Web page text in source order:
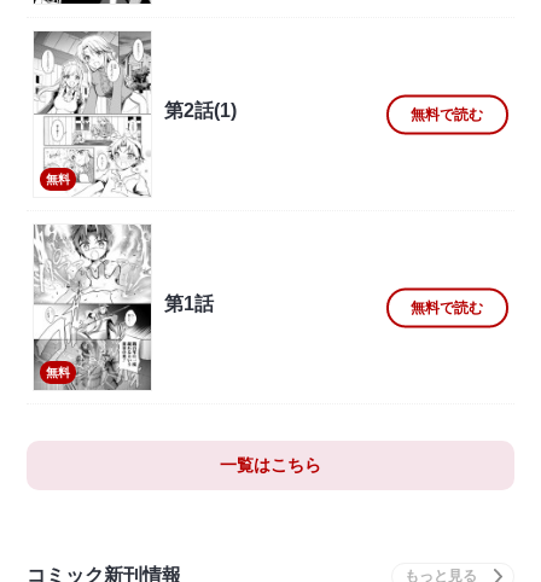
無料
第2話(1) 無料で読む
無料
第1話 無料で読む
一覧はこちら
コミック新刊情報